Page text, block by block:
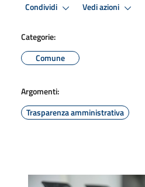
Condividi Vedi azioni
Categorie:
Comune
Argomenti:
Trasparenza amministrativa